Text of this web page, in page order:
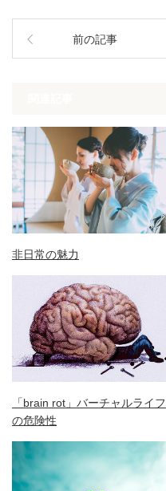
前の記事
非日常の魅力
「brain rot」バーチャルライフ
の危険性